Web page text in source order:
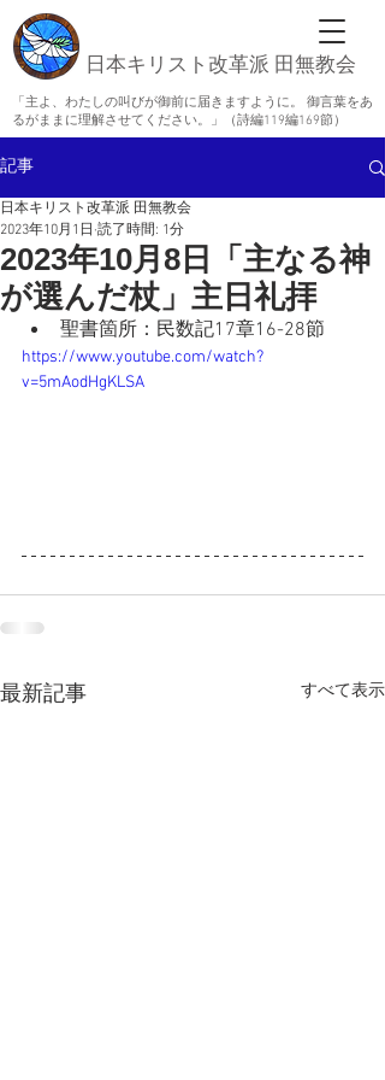
日本キリスト改革派 田無教会
「主よ、わたしの叫びが御前に届きますように。 御言葉をあ
るがままに理解させてください。」（詩編119編169節）
記事
2023年10月8日「主なる神
が選んだ杖」主日礼拝
日本キリスト改革派 田無教会
2023年10月1日 読了時間: 1分
聖書箇所：民数記17章16-28節
https://www.youtube.com/watch?
v=5mAodHgKLSA
最新記事 すべて表示